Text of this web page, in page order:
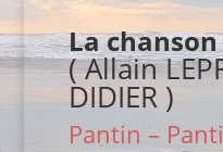
La
( Allain
DIDIER )
Pantin –